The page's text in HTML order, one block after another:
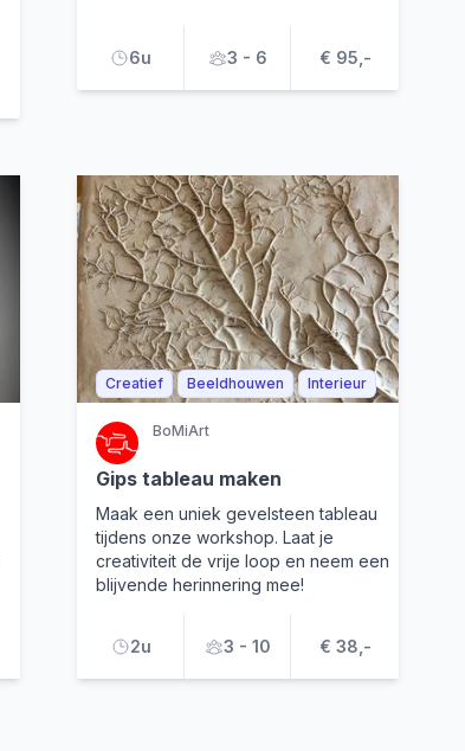
6u 3 - 6 € 95,-
Creatief Beeldhouwen Interieur
BoMiArt
Gips tableau maken
Maak een uniek gevelsteen tableau
tijdens onze workshop. Laat je
creativiteit de vrije loop en neem een
blijvende herinnering mee!
2u 3 - 10 € 38,-